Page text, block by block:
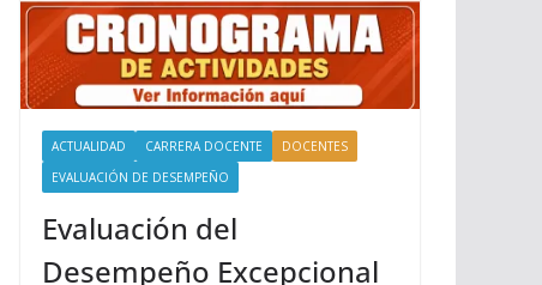
ACTUALIDAD CARRERA DOCENTE
DOCENTES
EVALUACIÓN DE DESEMPEÑO
Evaluación del
Desempeño Excepcional